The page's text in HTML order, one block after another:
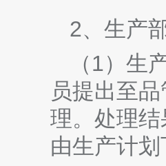
2、生产
（1）生
员提出至
理。处理
由生产计